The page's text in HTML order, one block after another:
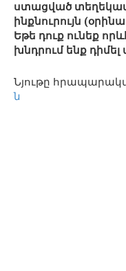
ստացված
ինքնուրույն
Եթե դուք ունեք
խնդրում ենք
Նյութը
ն